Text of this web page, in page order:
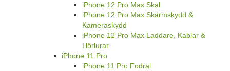
iPhone 12 Pro Max Skal
iPhone 12 Pro Max Skärmskydd &
Kameraskydd
iPhone 12 Pro Max Laddare, Kablar &
Hörlurar
iPhone 11 Pro
iPhone 11 Pro Fodral